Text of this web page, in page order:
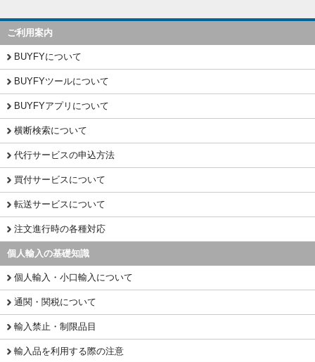
ご利用案内
BUYFYについて
BUYFYツールについて
BUYFYアプリについて
横断検索について
代行サービスの申込方法
買付サービスについて
転送サービスについて
注文進行時の各種対応
個人輸入の基礎知識
個人輸入・小口輸入について
通関・関税について
輸入禁止・制限品目
輸入品を利用する際の注意